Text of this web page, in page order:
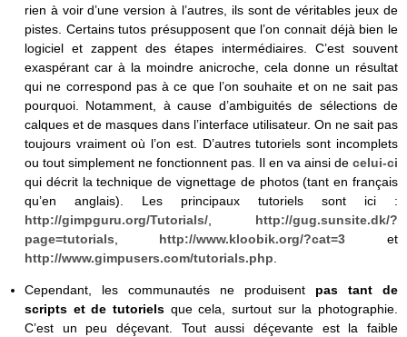
rien à voir d’une version à l’autres, ils sont de véritables jeux de
pistes. Certains tutos présupposent que l’on connait déjà bien le
logiciel et zappent des étapes intermédiaires. C’est souvent
exaspérant car à la moindre anicroche, cela donne un résultat
qui ne correspond pas à ce que l’on souhaite et on ne sait pas
pourquoi. Notamment, à cause d’ambiguités de sélections de
calques et de masques dans l’interface utilisateur. On ne sait pas
toujours vraiment où l’on est. D’autres tutoriels sont incomplets
ou tout simplement ne fonctionnent pas. Il en va ainsi de celui-ci
qui décrit la technique de vignettage de photos (tant en français
qu’en anglais). Les principaux tutoriels sont ici :
http://gimpguru.org/Tutorials/, http://gug.sunsite.dk/?
page=tutorials
http://www.kloobik.org/?cat=3 et
http://www.gimpusers.com/tutorials.php
Cependant, les communautés ne produisent pas tant de
scripts et de tutoriels que cela, surtout sur la photographie.
C’est un peu déçevant. Tout aussi déçevante est la faible